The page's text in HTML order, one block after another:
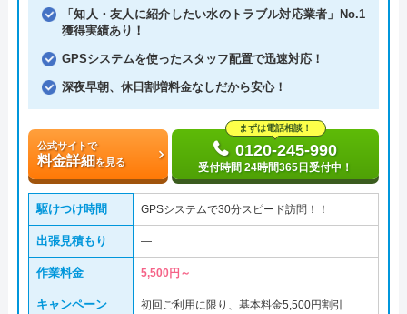
「知人・友人に紹介したい水のトラブル対応業者」No.1
獲得実績あり！
GPSシステムを使ったスタッフ配置で迅速対応！
深夜早朝、休日割増料金なしだから安心！
公式サイトで
料金詳細を見る
まずは電話相談！
0120-245-990
受付時間 24時間365日受付中！
駆けつけ時間 GPSシステムで30分スピード訪問！！
出張見積もり ―
作業料金 5,500円～
キャンペーン 初回ご利用に限り、基本料金5,500円割引